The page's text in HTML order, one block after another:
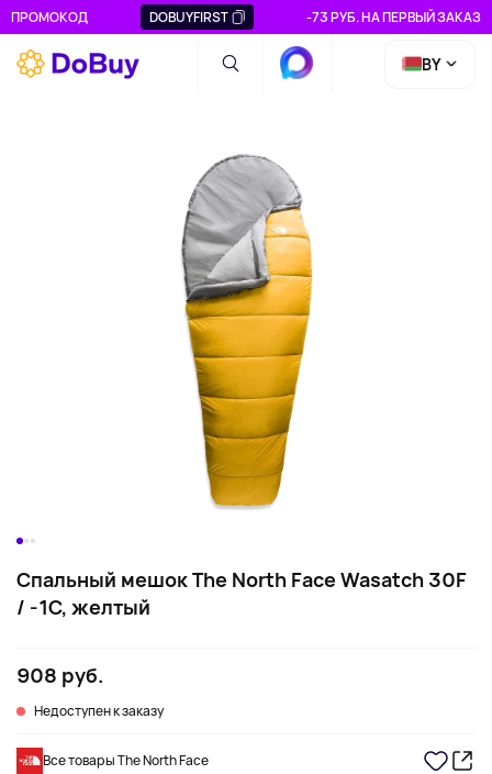
ПРОМОКОД DOBUYFIRST -73 РУБ. НА ПЕРВЫЙ ЗАКАЗ
BY
Спальный мешок The North Face Wasatch 30F
/ -1C, желтый
908 руб.
Недоступен к заказу
Все товары The North Face